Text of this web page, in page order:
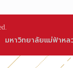
มหาวิทยาลัยแม่ฟ้าหล